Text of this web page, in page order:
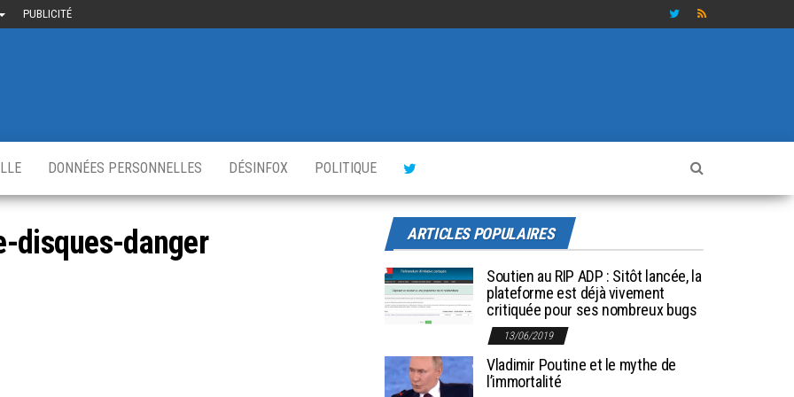
PUBLICITÉ
DONNÉES PERSONNELLES DÉSINFOX POLITIQUE
disques-danger ARTICLES POPULAIRES
Soutien au RIP ADP : Sitôt lancée, la
plateforme est déjà vivement
critiquée pour ses nombreux bugs
13/06/2019
Vladimir Poutine et le mythe de
l’immortalité